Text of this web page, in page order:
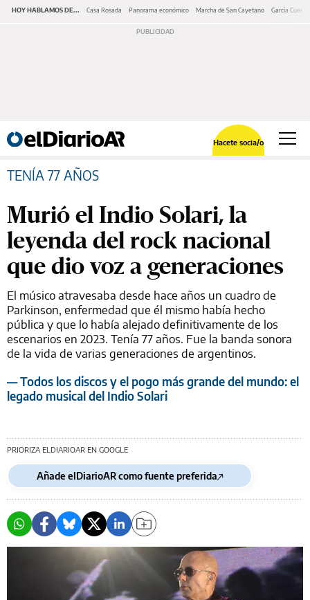
HOY HABLAMOS DE... Casa Rosada Panorama económico Marcha de San Cayetano García Cuerva
Hacete socia/o
TENÍA 77 AÑOS
Murió el Indio Solari, la
leyenda del rock nacional
que dio voz a generaciones
El músico atravesaba desde hace años un cuadro de
Parkinson, enfermedad que él mismo había hecho
pública y que lo había alejado definitivamente de los
escenarios en 2023. Tenía 77 años. Fue la banda sonora
de la vida de varias generaciones de argentinos.
— Todos los discos y el pogo más grande del mundo: el
legado musical del Indio Solari
PRIORIZA ELDIARIOAR EN GOOGLE
Añade elDiarioAR como fuente preferida